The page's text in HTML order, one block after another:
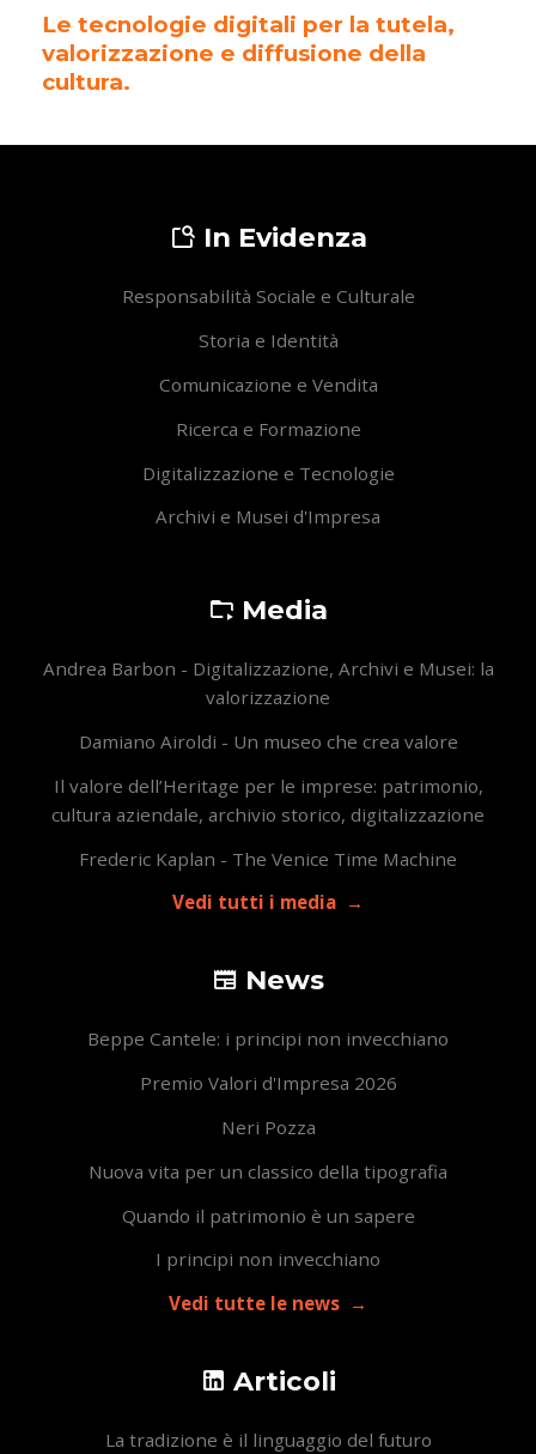
Le tecnologie digitali per la tutela,
valorizzazione e diffusione della
cultura.
In Evidenza
Responsabilità Sociale e Culturale
Storia e Identità
Comunicazione e Vendita
Ricerca e Formazione
Digitalizzazione e Tecnologie
Archivi e Musei d'Impresa
Media
Andrea Barbon - Digitalizzazione, Archivi e Musei: la
valorizzazione
Damiano Airoldi - Un museo che crea valore
Il valore dell’Heritage per le imprese: patrimonio,
cultura aziendale, archivio storico, digitalizzazione
Frederic Kaplan - The Venice Time Machine
Vedi tutti i media
News
Beppe Cantele: i principi non invecchiano
Premio Valori d'Impresa 2026
Neri Pozza
Nuova vita per un classico della tipografia
Quando il patrimonio è un sapere
I principi non invecchiano
Vedi tutte le news
Articoli
La tradizione è il linguaggio del futuro